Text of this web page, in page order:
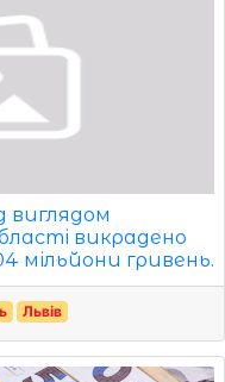
виглядом
викрадено
мільйони гривень.
Львів